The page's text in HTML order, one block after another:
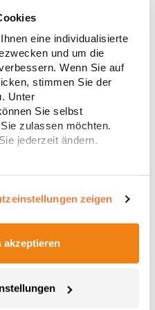
eine individualisierte
und um die
Wenn Sie auf
stimmen Sie der
Unter
Sie selbst
zulassen möchten.
jederzeit ändern.
zeigen
akzeptieren
Poloshirtshirt Prince
aus zertifizierter Bio-
erlaubtGrammatur:
100% Baumwolle (Heather
zur
GORFACTORY
ab
*